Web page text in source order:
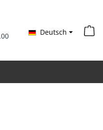
von 4.9 von 5 Sternen
Deutsch